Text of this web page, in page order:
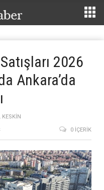
2026
Ankara’da
KESKIN
0 İÇERIK